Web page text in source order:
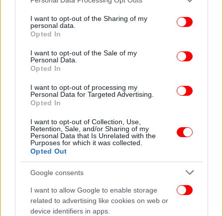
not limited to your visit or usage behaviour. You may click to
grant or deny consent to Google and its third-party tags to
use your data for below specified purposes in below Google
consent section.
I want to opt-out of the Sharing of my
personal data.
Opted In
I want to opt-out of the Sale of my
Personal Data.
Opted In
I want to opt-out of processing my
Personal Data for Targeted Advertising.
Opted In
I want to opt-out of Collection, Use,
Retention, Sale, and/or Sharing of my
Personal Data that Is Unrelated with the
Purposes for which it was collected.
Opted Out
Google consents
I want to allow Google to enable storage
related to advertising like cookies on web or
device identifiers in apps.
Ποια είναι αυτή τη στιγμή η αμερικανική παρουσία στη
Γροιλανδία
παρουσία στην αεροπορική βάση Πίτουφικ στη
βορειοδυτική Γροιλανδία. Βάσει συμφωνίας του
1951 μεταξύ Κοπεγχάγης και Ουάσιγκτον
αμερικανικές δυνάμεις μπορούν να κινούνται
ελεύθερα στο νησί και να στήνουν βάσεις εφόσον
ενημερώνονται σχετικά η Δανία και η τοπική
κυβέρνηση.